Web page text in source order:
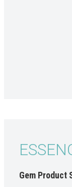
Gem Product